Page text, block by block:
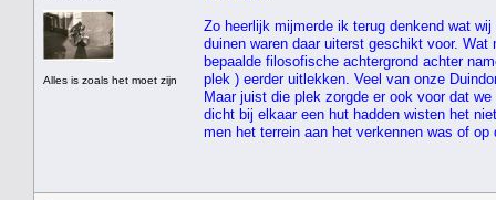
Alles is zoals het moet zijn
Zo heerlijk mijmerde ik terug denkend wat
duinen waren daar uiterst geschikt voor.
bepaalde filosofische achtergrond achter
plek ) eerder uitlekken. Veel van onze
Maar juist die plek zorgde er ook voor dat
dicht bij elkaar een hut hadden wisten het
men het terrein aan het verkennen was of